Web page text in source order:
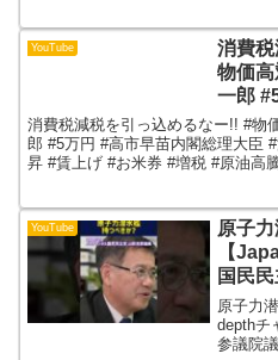
YouTube
消費
物価
一郎
大臣 #
物価
#原油
消費税減税を引っ込めるなー!! #物
郎 #5万円 #高市早苗内閣総理大臣
昇 #賃上げ #お米券 #増税 #原油高
YouTube
原子
【
国民
壇！
衝撃
か！？
原子力
depthチ
参議院